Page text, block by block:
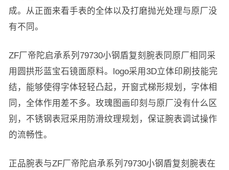
成。从正面来看手表的全体以及打磨抛光处理与原厂没
有不同。
ZF厂帝陀启承系列79730小钢盾复刻腕表同原厂相同采
用圆拱形蓝宝石镜面原料。logo采用3D立体印刷技能完
结，能够使得字体轻轻凸起，开窗式梯形规划，字体相
同，全体作用差不多。玫瑰图画印刻与原厂没有什么区
别，不锈钢表冠采用防滑纹理规划，保证腕表调试操作
的流畅性。
正品腕表与ZF厂帝陀启承系列79730小钢盾复刻腕表在